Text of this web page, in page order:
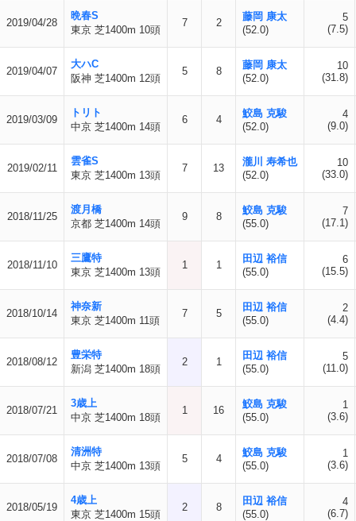
2019/04/28
晩春S
東京 芝1400m 10頭
7 2
藤岡 康太
(52.0)
5
(7.5)
2019/04/07
大ハC
阪神 芝1400m 12頭
5 8
藤岡 康太
(52.0)
10
(31.8)
2019/03/09
トリト
中京 芝1400m 14頭
6 4
鮫島 克駿
(52.0)
4
(9.0)
2019/02/11
雲雀S
東京 芝1400m 13頭
7 13
瀧川 寿希也
(52.0)
10
(33.0)
2018/11/25
渡月橋
京都 芝1400m 14頭
9 8
鮫島 克駿
(55.0)
7
(17.1)
2018/11/10
三鷹特
東京 芝1400m 13頭
1 1
田辺 裕信
(55.0)
6
(15.5)
2018/10/14
神奈新
東京 芝1400m 11頭
7 5
田辺 裕信
(55.0)
2
(4.4)
2018/08/12
豊栄特
新潟 芝1400m 18頭
2 1
田辺 裕信
(55.0)
5
(11.0)
2018/07/21
3歳上
中京 芝1400m 18頭
1 16
鮫島 克駿
(55.0)
1
(3.6)
2018/07/08
清洲特
中京 芝1400m 13頭
5 4
鮫島 克駿
(55.0)
1
(3.6)
2018/05/19
4歳上
東京 芝1400m 15頭
2 8
田辺 裕信
(55.0)
4
(6.7)